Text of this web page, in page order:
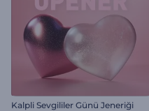
Kalpli Sevgililer Günü Jeneriği